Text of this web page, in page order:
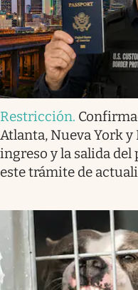
Restricción.
Atlanta, Nueva York y
ingreso y la salida
este trámite de